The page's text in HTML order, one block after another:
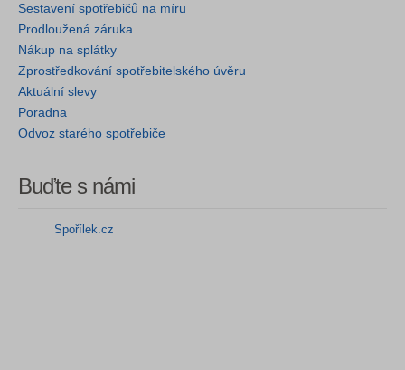
Sestavení spotřebičů na míru
Prodloužená záruka
Nákup na splátky
Zprostředkování spotřebitelského úvěru
Aktuální slevy
Poradna
Odvoz starého spotřebiče
Buďte s námi
Spořílek.cz